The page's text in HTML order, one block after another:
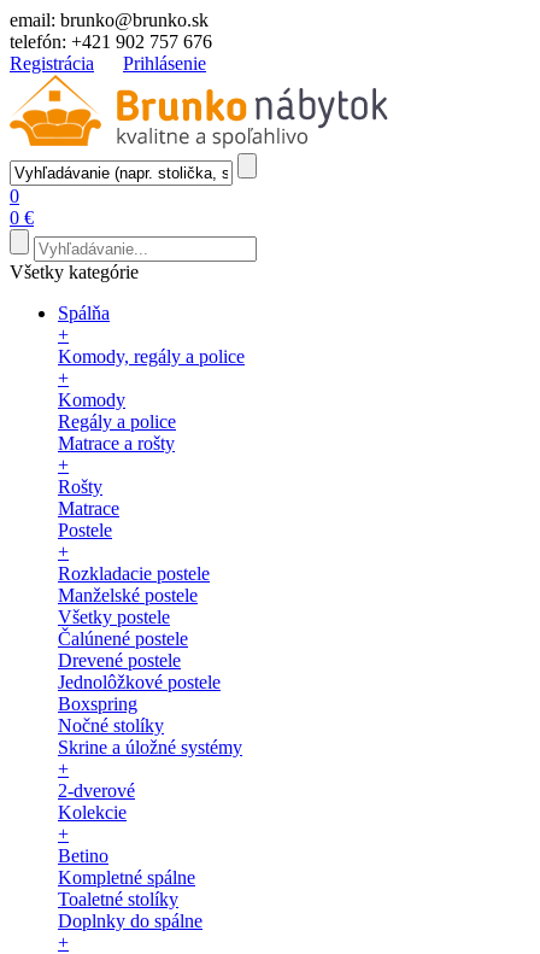
email: brunko@brunko.sk
telefón: +421 902 757 676
Registrácia
Prihlásenie
0
0 €
Všetky kategórie
Spálňa
+
Komody, regály a police
+
Komody
Regály a police
Matrace a rošty
+
Rošty
Matrace
Postele
+
Rozkladacie postele
Manželské postele
Všetky postele
Čalúnené postele
Drevené postele
Jednolôžkové postele
Boxspring
Nočné stolíky
Skrine a úložné systémy
+
2-dverové
Kolekcie
+
Betino
Kompletné spálne
Toaletné stolíky
Doplnky do spálne
+